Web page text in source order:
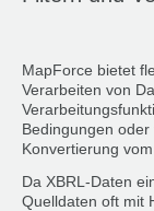
MapForce bietet
Verarbeiten von
Bedingungen
Konvertierung
Da XBRL-Daten
Quelldaten oft mit